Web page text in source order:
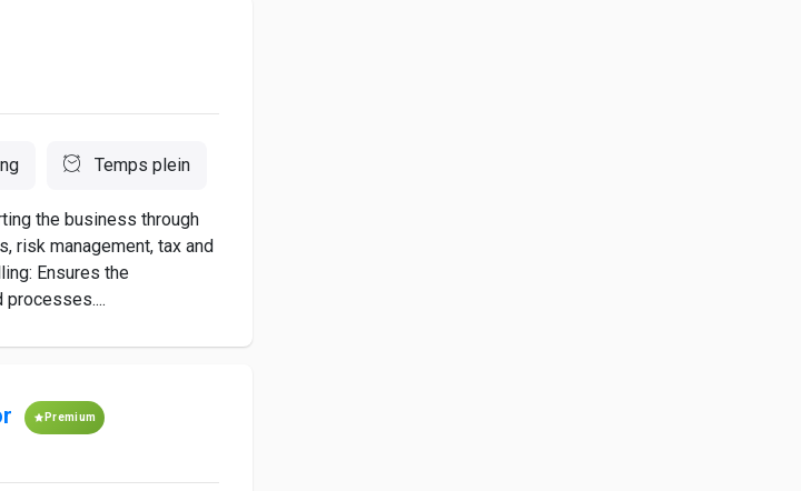
Temps plein
the business through
risk management, tax and
Ensures the
Premium